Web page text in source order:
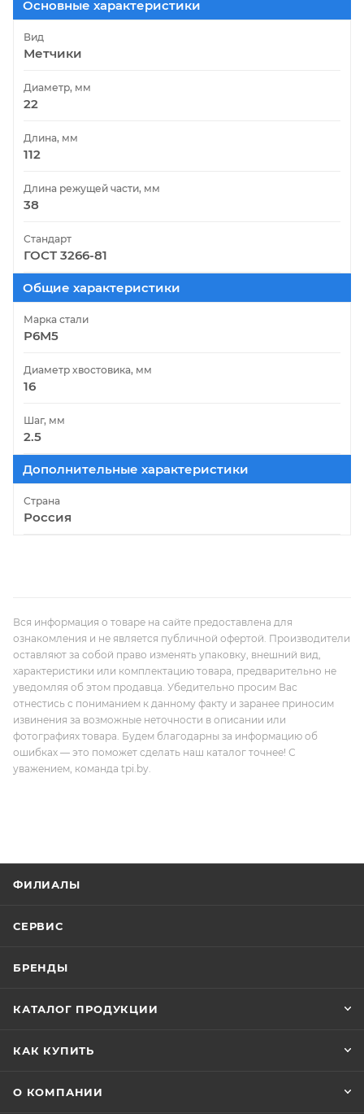
Основные характеристики
Вид
Метчики
Диаметр, мм
22
Длина, мм
112
Длина режущей части, мм
38
Стандарт
ГОСТ 3266-81
Общие характеристики
Марка стали
Р6М5
Диаметр хвостовика, мм
16
Шаг, мм
2.5
Дополнительные характеристики
Страна
Россия
Вся информация о товаре на сайте предоставлена для
ознакомления и не является публичной офертой. Производители
оставляют за собой право изменять упаковку, внешний вид,
характеристики или комплектацию товара, предварительно не
уведомляя об этом продавца. Убедительно просим Вас
отнестись с пониманием к данному факту и заранее приносим
извинения за возможные неточности в описании или
фотографиях товара. Будем благодарны за информацию об
ошибках — это поможет сделать наш каталог точнее! С
уважением, команда tpi.by.
ФИЛИАЛЫ
СЕРВИС
БРЕНДЫ
КАТАЛОГ ПРОДУКЦИИ
КАК КУПИТЬ
О КОМПАНИИ